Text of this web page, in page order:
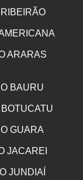
ARARAS
BAURU
GUARA
JACAREI
JUNDIAÍ